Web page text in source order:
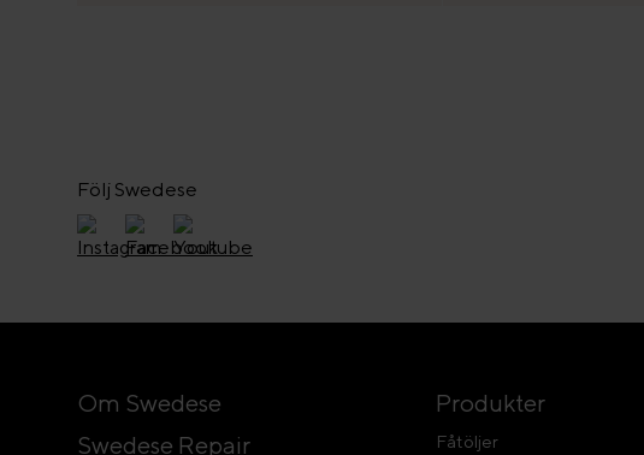
Följ Swedese
Om Swedese
Swedese Repair
Produkter
Fåtöljer